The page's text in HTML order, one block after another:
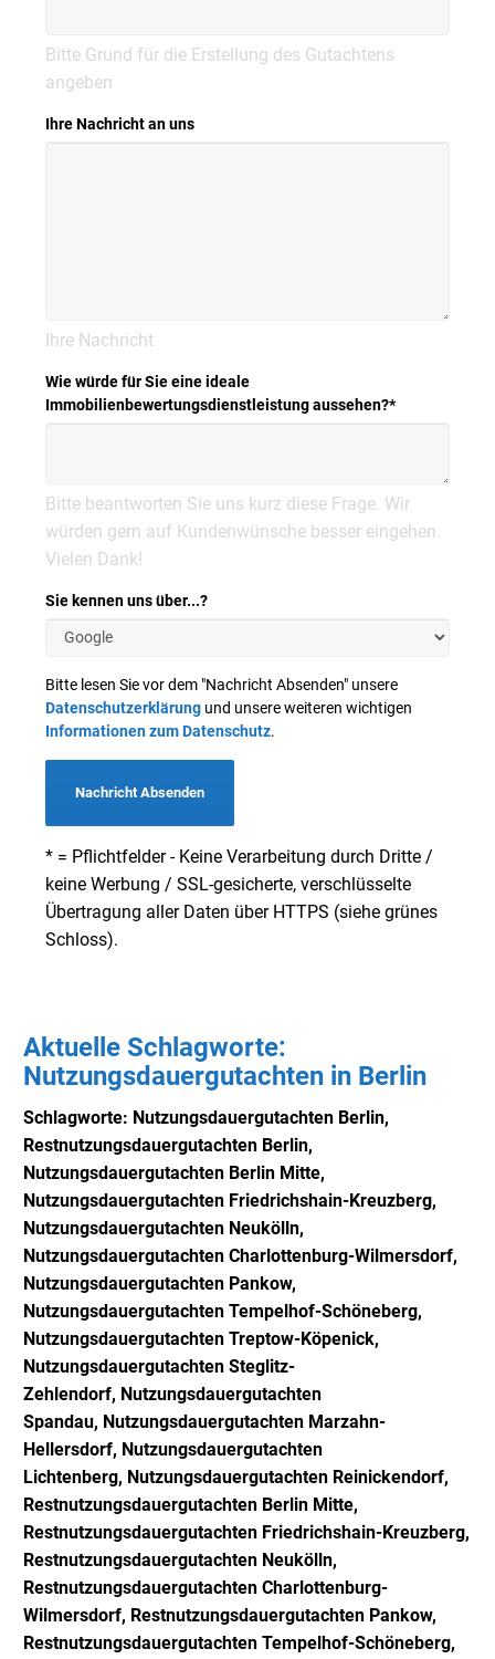
Bitte Grund für die Erstellung des Gutachtens
angeben
Ihre Nachricht an uns
Ihre Nachricht
Wie würde für Sie eine ideale
Immobilienbewertungsdienstleistung aussehen?*
Bitte beantworten Sie uns kurz diese Frage. Wir
würden gern auf Kundenwünsche besser eingehen.
Vielen Dank!
Sie kennen uns über...?
Bitte lesen Sie vor dem "Nachricht Absenden" unsere
Datenschutzerklärung und unsere weiteren wichtigen
Informationen zum Datenschutz.
Nachricht Absenden
* = Pflichtfelder - Keine Verarbeitung durch Dritte /
keine Werbung / SSL-gesicherte, verschlüsselte
Übertragung aller Daten über HTTPS (siehe grünes
Schloss).
Aktuelle Schlagworte:
Nutzungsdauergutachten in Berlin
Schlagworte: Nutzungsdauergutachten Berlin,
Restnutzungsdauergutachten Berlin,
Nutzungsdauergutachten Berlin Mitte,
Nutzungsdauergutachten Friedrichshain-Kreuzberg,
Nutzungsdauergutachten Neukölln,
Nutzungsdauergutachten Charlottenburg-Wilmersdorf,
Nutzungsdauergutachten Pankow,
Nutzungsdauergutachten Tempelhof-Schöneberg,
Nutzungsdauergutachten Treptow-Köpenick,
Nutzungsdauergutachten Steglitz-
Zehlendorf, Nutzungsdauergutachten
Spandau, Nutzungsdauergutachten Marzahn-
Hellersdorf, Nutzungsdauergutachten
Lichtenberg, Nutzungsdauergutachten Reinickendorf,
Restnutzungsdauergutachten Berlin Mitte,
Restnutzungsdauergutachten Friedrichshain-Kreuzberg,
Restnutzungsdauergutachten Neukölln,
Restnutzungsdauergutachten Charlottenburg-
Wilmersdorf, Restnutzungsdauergutachten Pankow,
Restnutzungsdauergutachten Tempelhof-Schöneberg,